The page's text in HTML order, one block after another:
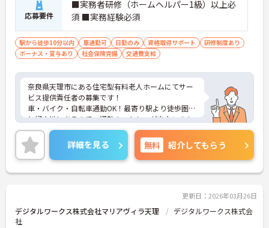
応募要件
■実務者研修（ホームヘルパー1級）以上必
須 ■実務経験必須
駅から徒歩10分以内 車通勤可 日勤のみ 資格取得サポート
研修制度あり
ボーナス・賞与あり
社会保険完備 交通費支給
奈良県天理市にある住宅型有料老人ホームにてサー
ビス提供責任者の募集です！
車・バイク・自転車通勤OK！最寄り駅より徒歩圏内
と好立地にあるので、通勤のストレスが少ないのも
嬉しいポイントです。
研修制度もしっかりあるため、入職後も安心して働
くことができます◎
ご興味のある方には、面接対策ポイントなど、さら
に詳細をお話しいたしますのでお気軽にご相談くだ
詳細を見る 無料 紹介してもらう
更新日：2026年03月26日
デジタルワークス株式会社マリアヴィラ天理
デジタルワークス株式会
社